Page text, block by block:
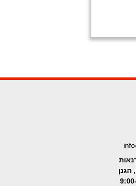
הגנן
מודיעין, א'-ה' 9:00-